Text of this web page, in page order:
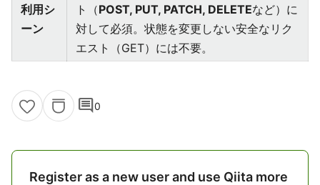
利用シ
ーン
ト（POST, PUT, PATCH, DELETEなど）に
対して必須。状態を変更しない安全なリク
エスト（GET）には不要。
comment0
Register as a new user and use Qiita more